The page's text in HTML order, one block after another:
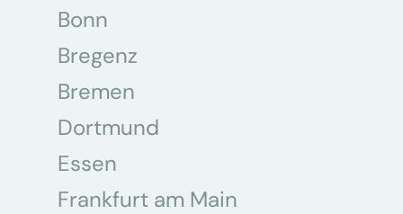
Bonn
Bregenz
Bremen
Dortmund
Essen
Frankfurt am Main